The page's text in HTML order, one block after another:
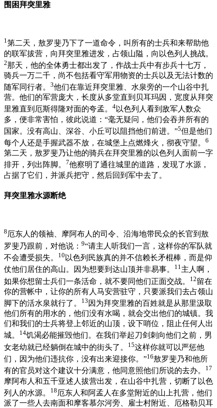
围困拜突里雅
1第二天，敖罗斐乃下了一道命令，叫所有的士兵和来帮助他
的联军拔营，向拜突里雅进发，占领山隘，向以色列人挑战。
2那天，他的全体勇士都出发了，作战士兵中有步兵十七万，
骑兵一万二千，尚不包括看守军用物资的士兵以及无法计数的
随军同行者。 3他们在靠近拜突里雅、水泉旁的一个山谷中扎
营。他们的军营庞大，长度从多堂直到贝耳玛因，宽度从拜突
里雅直到厄斯得隆对面的夸孟。 4以色列人看到敌军人数众
多，便非常害怕，彼此说道：“毫无疑问，他们会吞并所有的
国家。没有高山、深谷、小丘可以阻挡他们前进。”5但是他们
每个人还是手握武器不放，在城堡上点燃烽火，彻夜守望。 6
第二天，敖罗斐乃让他的骑兵在拜突里雅的以色列人面前一字
排开，列出阵脚。 7他察明了通往城里的道路，发现了水源，
占据了它们，并派兵把守，然后回到军中去了。
拜突里雅水源断绝
8厄东人的领袖、摩阿布人的司令、沿海地带民众的长官到敖
罗斐乃跟前，对他说： 9“请主人听我们一言，这样你的军队就
不会遭受损失。
10 以色列民族真的并不信赖长矛棍棒，而是仰
仗他们居住的高山。因为想要到达山顶并非易事。
11主人啊，
如果你想留士兵们一条活命，就不要同他们正面交战。
12留在
你的营帐中，让你的所有人马安营驻守，只要派我们去占领山
脚下的活水泉就行了。
13 因为拜突里雅的百姓就是从那里汲取
他们所有的用水的，他们没有水喝，就会交出他们的城镇。我
们和我们的士兵将登上邻近的山顶，设下哨位，阻止任何人出
城。
14饥渴必能摧毁他们。在我们举起刀剑刺向他们之前，男
女老幼就已经躺倒在城中的街头了。
15这样你就可以严惩他
们，因为他们违抗你，没有出来迎接你。”16敖罗斐乃和他所
有的官员对这个建议十分满意，他同意照他们所说的去办。
17
摩阿布人和五千亚述人拔营出发，在山谷中扎营，切断了以色
列人的水源。
18 厄东人和阿孟人在多堂附近的山上扎营，他们
派了一些人去南面和摩客慕尔河旁、雇士村附近、厄格勒贝耳